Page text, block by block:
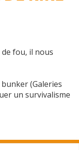
de fou, il nous
(Galeries
un survivalisme